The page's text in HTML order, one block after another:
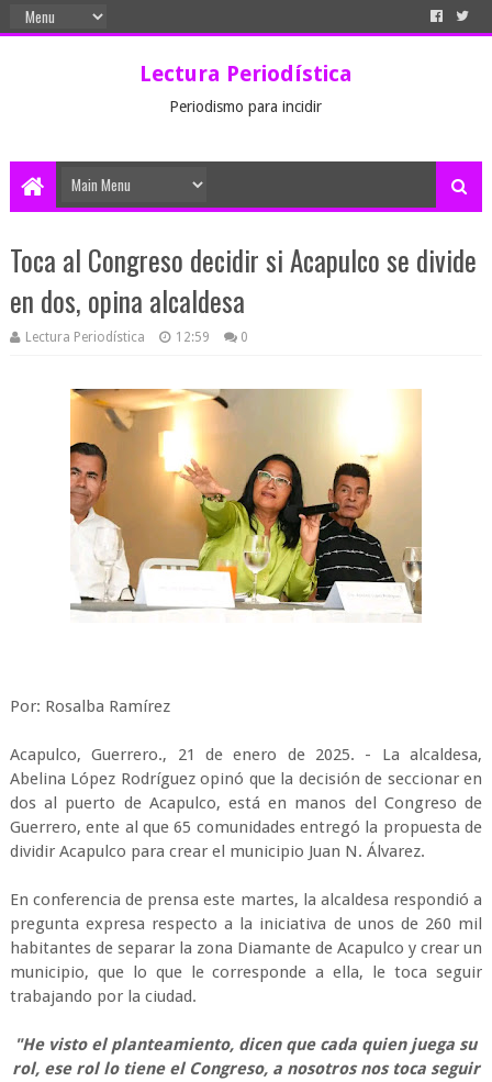
Lectura Periodística
Periodismo para incidir
Toca al Congreso decidir si Acapulco se divide
en dos, opina alcaldesa
Lectura Periodística 12:59 0
Por: Rosalba Ramírez
Acapulco, Guerrero., 21 de enero de 2025. - La alcaldesa,
Abelina López Rodríguez opinó que la decisión de seccionar en
dos al puerto de Acapulco, está en manos del Congreso de
Guerrero, ente al que 65 comunidades entregó la propuesta de
dividir Acapulco para crear el municipio Juan N. Álvarez.
En conferencia de prensa este martes, la alcaldesa respondió a
pregunta expresa respecto a la iniciativa de unos de 260 mil
habitantes de separar la zona Diamante de Acapulco y crear un
municipio, que lo que le corresponde a ella, le toca seguir
trabajando por la ciudad.
"He visto el planteamiento, dicen que cada quien juega su
rol, ese rol lo tiene el Congreso, a nosotros nos toca seguir